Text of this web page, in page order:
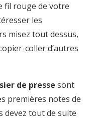
fil rouge de votre
les
misez tout dessus,
coller d’autres
de presse sont
premières notes de
devez tout de suite